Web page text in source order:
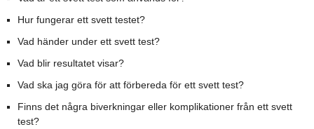
Hur fungerar ett svett testet?
Vad händer under ett svett test?
Vad blir resultatet visar?
Vad ska jag göra för att förbereda för ett svett test?
Finns det några biverkningar eller komplikationer från ett svett
test?